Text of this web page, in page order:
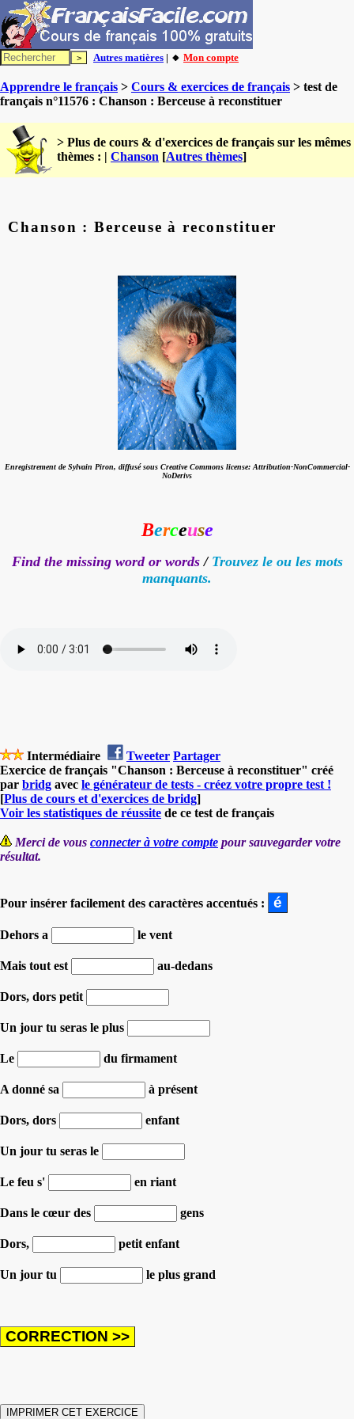
Autres matières | 🔸 Mon compte
Apprendre le français > Cours & exercices de français > test de
français n°11576 : Chanson : Berceuse à reconstituer
> Plus de cours & d'exercices de français sur les mêmes
thèmes : | Chanson [Autres thèmes]
Chanson : Berceuse à reconstituer
Enregistrement de Sylvain Piron, diffusé sous Creative Commons license: Attribution-NonCommercial-
NoDerivs
Berceuse
Find the missing word or words/ Trouvez le ou les mots
manquants.
Intermédiaire Tweeter Partager
Exercice de français "Chanson : Berceuse à reconstituer" créé
par bridg avec le générateur de tests - créez votre propre test !
[Plus de cours et d'exercices de bridg]
Voir les statistiques de réussite de ce test de français
Merci de vous connecter à votre compte pour sauvegarder votre
résultat.
Pour insérer facilement des caractères accentués :
Dehors a le vent
Mais tout est au-dedans
Dors, dors petit
Un jour tu seras le plus
Le du firmament
A donné sa à présent
Dors, dors enfant
Un jour tu seras le
Le feu s' en riant
Dans le cœur des gens
Dors, petit enfant
Un jour tu le plus grand